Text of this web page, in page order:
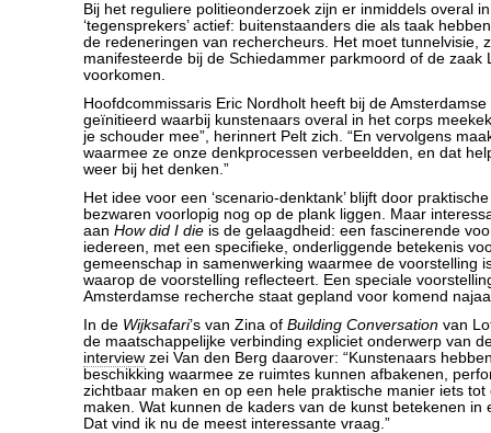
Bij het reguliere politieonderzoek zijn er inmiddels overal
‘tegensprekers’ actief: buitenstaanders die als taak
de redeneringen van rechercheurs. Het moet tunnelvisie,
manifesteerde bij de Schiedammer parkmoord of de zaak
voorkomen.
Hoofdcommissaris Eric Nordholt heeft bij de
geïnitieerd waarbij kunstenaars overal in het corps
je schouder mee”, herinnert Pelt zich. “En vervolgens
waarmee ze onze denkprocessen verbeeldden, en dat
weer bij het denken.”
Het idee voor een ‘scenario-denktank’ blijft door
bezwaren voorlopig nog op de plank liggen. Maar
aan How did I die is de gelaagdheid: een fascinerende
iedereen, met een specifieke, onderliggende betekenis
gemeenschap in samenwerking waarmee de voorstelling
waarop de voorstelling reflecteert. Een speciale
Amsterdamse recherche staat gepland voor komend
In de Wijksafari’s van Zina of Building Conversation van
de maatschappelijke verbinding expliciet onderwerp van
interview zei Van den Berg daarover: “Kunstenaars
beschikking waarmee ze ruimtes kunnen afbakenen,
zichtbaar maken en op een hele praktische manier iets
maken. Wat kunnen de kaders van de kunst betekenen in
Dat vind ik nu de meest interessante vraag.”